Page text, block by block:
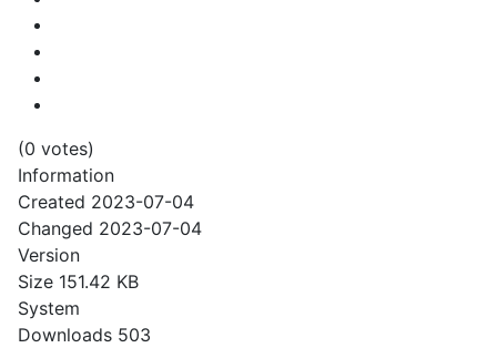
(0 votes)
Information
Created 2023-07-04
Changed 2023-07-04
Version
Size 151.42 KB
System
Downloads 503